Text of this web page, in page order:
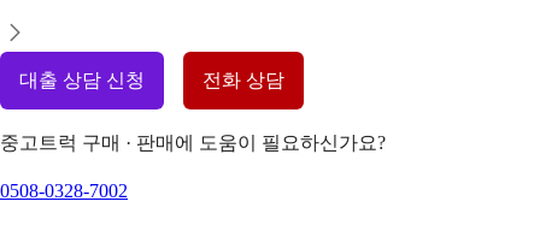
대출 상담 신청 전화 상담
중고트럭 구매 · 판매에 도움이 필요하신가요?
0508-0328-7002